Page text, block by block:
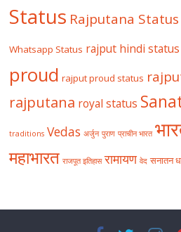
Status Rajputana
Whatsapp Status rajput hindi status
proud rajput proud status
rajputana royal status
traditions Vedas अर्जुन पुराण प्राचीन भारत
महाभारत राजपूत इतिहास रामायण वेद सनातन